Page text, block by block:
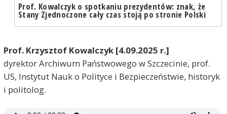
Prof. Kowalczyk o spotkaniu prezydentów: znak, że
Stany Zjednoczone cały czas stoją po stronie Polski
Prof. Krzysztof Kowalczyk [4.09.2025 r.]
dyrektor Archiwum Państwowego w Szczecinie, prof.
US, Instytut Nauk o Polityce i Bezpieczeństwie, historyk
i politolog.